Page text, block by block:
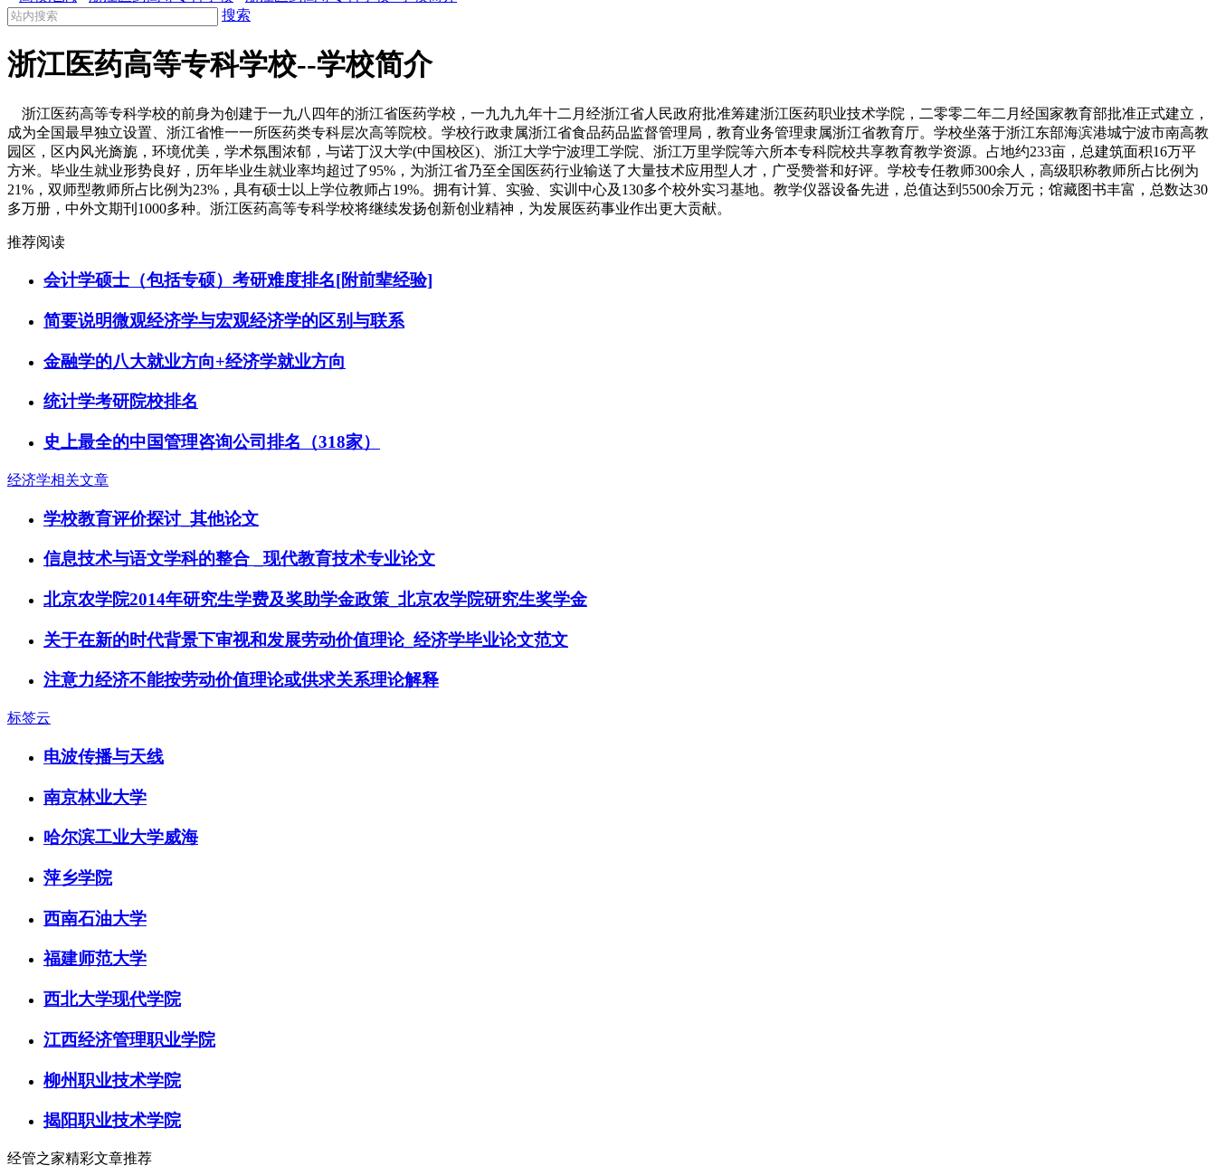
搜索
浙江医药高等专科学校--学校简介
浙江医药高等专科学校的前身为创建于一九八四年的浙江省医药学校，一九九九年十二月经浙江省人民政府批准筹建浙江医药职业技术学院，二零零二年二月经国家教育部批准正式建立，
成为全国最早独立设置、浙江省惟一一所医药类专科层次高等院校。学校行政隶属浙江省食品药品监督管理局，教育业务管理隶属浙江省教育厅。学校坐落于浙江东部海滨港城宁波市南高教
园区，区内风光旖旎，环境优美，学术氛围浓郁，与诺丁汉大学(中国校区)、浙江大学宁波理工学院、浙江万里学院等六所本专科院校共享教育教学资源。占地约233亩，总建筑面积16万平
方米。毕业生就业形势良好，历年毕业生就业率均超过了95%，为浙江省乃至全国医药行业输送了大量技术应用型人才，广受赞誉和好评。学校专任教师300余人，高级职称教师所占比例为
21%，双师型教师所占比例为23%，具有硕士以上学位教师占19%。拥有计算、实验、实训中心及130多个校外实习基地。教学仪器设备先进，总值达到5500余万元；馆藏图书丰富，总数达30
多万册，中外文期刊1000多种。浙江医药高等专科学校将继续发扬创新创业精神，为发展医药事业作出更大贡献。
推荐阅读
会计学硕士（包括专硕）考研难度排名[附前辈经验]
简要说明微观经济学与宏观经济学的区别与联系
金融学的八大就业方向+经济学就业方向
统计学考研院校排名
史上最全的中国管理咨询公司排名（318家）
经济学相关文章
学校教育评价探讨_其他论文
信息技术与语文学科的整合 _现代教育技术专业论文
北京农学院2014年研究生学费及奖助学金政策_北京农学院研究生奖学金
关于在新的时代背景下审视和发展劳动价值理论_经济学毕业论文范文
注意力经济不能按劳动价值理论或供求关系理论解释
标签云
电波传播与天线
南京林业大学
哈尔滨工业大学威海
萍乡学院
西南石油大学
福建师范大学
西北大学现代学院
江西经济管理职业学院
柳州职业技术学院
揭阳职业技术学院
经管之家精彩文章推荐